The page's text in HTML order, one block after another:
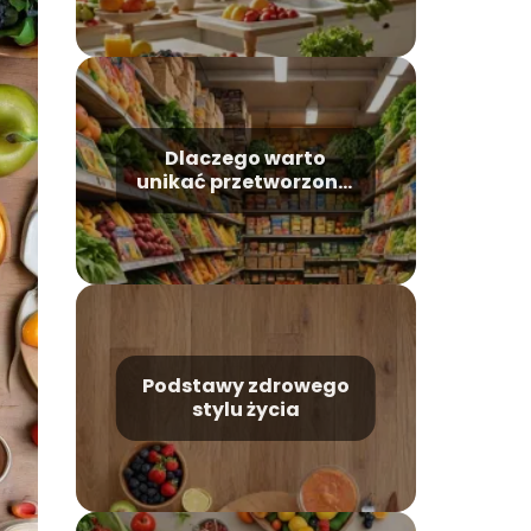
Dlaczego warto
unikać przetworzonej
żywności?
Podstawy zdrowego
stylu życia